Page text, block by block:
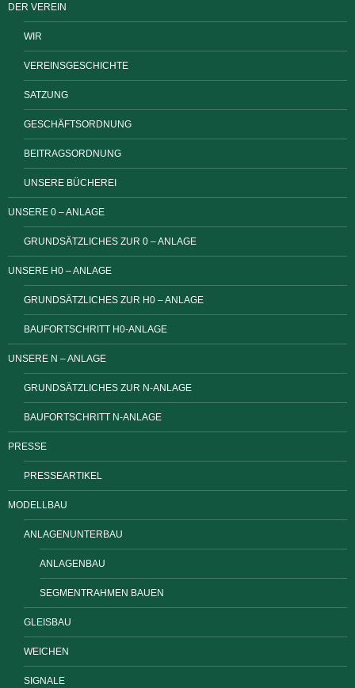
DER VEREIN
WIR
VEREINSGESCHICHTE
SATZUNG
GESCHÄFTSORDNUNG
BEITRAGSORDNUNG
UNSERE BÜCHEREI
UNSERE 0 – ANLAGE
GRUNDSÄTZLICHES ZUR 0 – ANLAGE
UNSERE H0 – ANLAGE
GRUNDSÄTZLICHES ZUR H0 – ANLAGE
BAUFORTSCHRITT H0-ANLAGE
UNSERE N – ANLAGE
GRUNDSÄTZLICHES ZUR N-ANLAGE
BAUFORTSCHRITT N-ANLAGE
PRESSE
PRESSEARTIKEL
MODELLBAU
ANLAGENUNTERBAU
ANLAGENBAU
SEGMENTRAHMEN BAUEN
GLEISBAU
WEICHEN
SIGNALE